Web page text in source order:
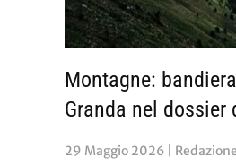
Montagne:
Granda nel dossier
29 Maggio 2026 |